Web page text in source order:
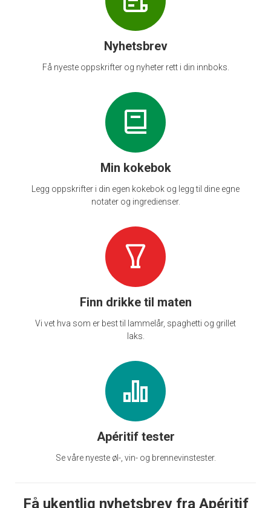
Nyhetsbrev
Få nyeste oppskrifter og nyheter rett i din innboks.
Min kokebok
Legg oppskrifter i din egen kokebok og legg til dine egne
notater og ingredienser.
Finn drikke til maten
Vi vet hva som er best til lammelår, spaghetti og grillet
laks.
Apéritif tester
Se våre nyeste øl-, vin- og brennevinstester.
Få ukentlig nyhetsbrev fra Apéritif